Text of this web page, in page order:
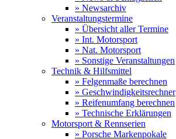
» Newsarchiv
Veranstaltungstermine
» Übersicht aller Termine
» Int. Motorsport
» Nat. Motorsport
» Sonstige Veranstaltungen
Technik & Hilfsmittel
» Felgenmaße berechnen
» Geschwindigkeitsrechner
» Reifenumfang berechnen
» Technische Erklärungen
Motorsport & Rennserien
» Porsche Markenpokale